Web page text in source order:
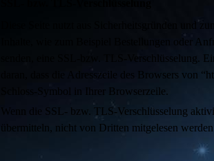
Diese Seite nutzt aus Sicherheitsgründen und
Inhalte, wie zum Beispiel Bestellungen oder
senden, eine SSL-bzw. TLS-Verschlüsselung.
daran, dass die Adresszeile des Browsers von
Schloss-Symbol in Ihrer Browserzeile.
Wenn die SSL- bzw. TLS-Verschlüsselung
übermitteln, nicht von Dritten mitgelesen